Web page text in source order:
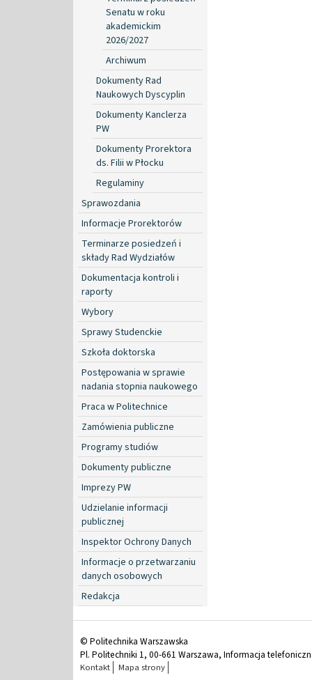
Senatu w roku
akademickim
2026/2027
Archiwum
Dokumenty Rad
Naukowych Dyscyplin
Dokumenty Kanclerza
PW
Dokumenty Prorektora
ds. Filii w Płocku
Regulaminy
Sprawozdania
Informacje Prorektorów
Terminarze posiedzeń i
składy Rad Wydziałów
Dokumentacja kontroli i
raporty
Wybory
Sprawy Studenckie
Szkoła doktorska
Postępowania w sprawie
nadania stopnia naukowego
Praca w Politechnice
Zamówienia publiczne
Programy studiów
Dokumenty publiczne
Imprezy PW
Udzielanie informacji
publicznej
Inspektor Ochrony Danych
Informacje o przetwarzaniu
danych osobowych
Redakcja
© Politechnika Warszawska
Pl. Politechniki 1, 00-661 Warszawa, Informacja
Kontakt Mapa strony